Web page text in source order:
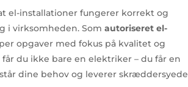
el-installationer fungerer korrekt og
i virksomheden. Som autoriseret el-
opgaver med fokus på kvalitet og
du ikke bare en elektriker – du får en
dine behov og leverer skræddersyede